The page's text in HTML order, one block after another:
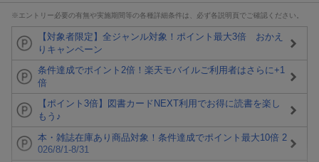
※エントリー必要の有無や実施期間等の各種詳細条件は、必ず各説明頁でご確認ください。
【対象者限定】全ジャンル対象！ポイント最大3倍 おかえ
りキャンペーン
条件達成でポイント2倍！楽天モバイルご利用者はさらに+1
倍
【ポイント3倍】図書カードNEXT利用でお得に読書を楽し
もう♪
本・雑誌在庫あり商品対象！条件達成でポイント最大10倍 2
026/8/1-8/31